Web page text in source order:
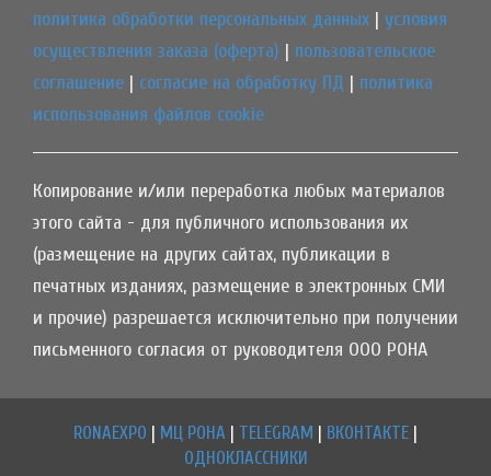
политика обработки персональных данных | условия
осуществления заказа (оферта) | пользовательское
соглашение | согласие на обработку ПД | политика
использования файлов cookie
Копирование и/или переработка любых материалов
этого сайта - для публичного использования их
(размещение на других сайтах, публикации в
печатных изданиях, размещение в электронных СМИ
и прочие) разрешается исключительно при получении
письменного согласия от руководителя ООО РОНА
RONAEXPO | МЦ РОНА | TELEGRAM | ВКОНТАКТЕ |
ОДНОКЛАССНИКИ